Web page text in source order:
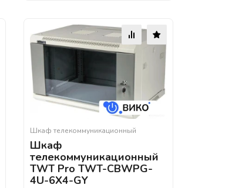
Шкаф телекоммуникационный
Шкаф
телекоммуникационный
TWT Pro TWT-CBWPG-
4U-6X4-GY